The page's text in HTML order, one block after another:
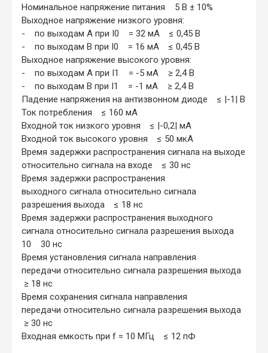
Номинальное напряжение питания 5 В ± 10%
Выходное напряжение низкого уровня:
- по выходам А при I0 = 32 мА ≤ 0,45 В
- по выходам В при I0 = 16 мА ≤ 0,45 В
Выходное напряжение высокого уровня:
- по выходам А при I1 = -5 мА ≥ 2,4 В
- по выходам В при I1 = -1 мА ≥ 2,4 В
Падение напряжения на антизвонном диоде ≤ |-1| В
Ток потребления ≤ 160 мА
Входной ток низкого уровня ≤ |-0,2| мА
Входной ток высокого уровня ≤ 50 мкА
Время задержки распространения сигнала на выходе
относительно сигнала на входе ≤ 30 нс
Время задержки распространения
выходного сигнала относительно сигнала
разрешения выхода ≤ 18 нс
Время задержки распространения выходного
сигнала относительно сигнала разрешения выхода
10 30 нс
Время установления сигнала направления
передачи относительно сигнала разрешения выхода
≥ 18 нс
Время сохранения сигнала направления
передачи относительно сигнала разрешения выхода
≥ 30 нс
Входная емкость при f = 10 МГц ≤ 12 пФ